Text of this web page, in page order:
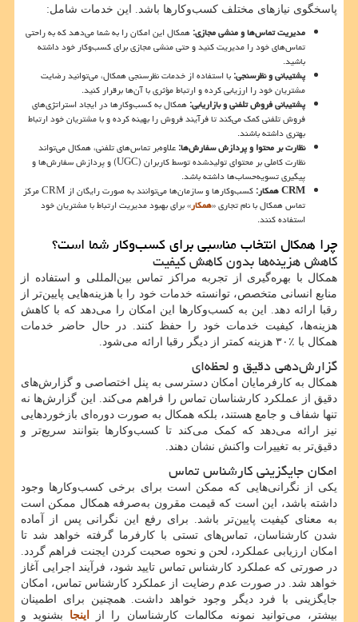
پاسخگوی نیازهای مختلف کسب‌وکارها باشد. این خدمات شامل:
مدیریت تماس‌ها و منشی مجازی: همکال این امکان را به شما می‌دهد که به راحتی
تماس‌های خود را مدیریت کنید و حتی منشی مجازی برای کسب‌وکار خود داشته
باشید.
پشتیبانی و نظرسنجی:با استفاده از خدمات نظرسنجی همکال، می‌توانید رضایت
مشتریان خود را ارزیابی کرده و ارتباط مؤثری با آن‌ها برقرار کنید.
پشتیبانی فروش تلفنی و بازاریابی: همکال به کسب‌وکارها در ایجاد استراتژی‌های
فروش تلفنی کمک می‌کند تا فرآیند فروش را بهینه کرده و با مشتریان خود ارتباط
بهتری داشته باشند.
نظارت بر محتوا و پردازش سفارش‌ها:علاوه‌بر تماس‌های تلفنی، همکال می‌تواند
نظارت کاملی بر محتوای تولیدشده توسط کاربران(UGC)و پردازش سفارش‌ها و
پیگیری تسویه‌حساب‌ها داشته باشد.
CRMهمکار:کسب‌وکارها و سازمان‌ها می‌توانند به صورت رایگان از CRMمرکز
تماس همکال با نام تجاری «همکار» برای بهبود مدیریت ارتباط با مشتریان خود
استفاده کنند.
چرا همکال انتخاب مناسبی برای کسب‌وکار شما است؟
کاهش هزینه‌ها بدون کاهش کیفیت
همکال با بهره‌گیری از تجربه مراکز تماس بین‌المللی و استفاده از
منابع انسانی متخصص، توانسته خدمات خود را با هزینه‌هایی پایین‌تر از
رقبا ارائه دهد. این به کسب‌وکارها این امکان را می‌دهد که با کاهش
هزینه‌ها، کیفیت خدمات خود را حفظ کنند. در حال حاضر خدمات
همکال با ٪۳۰ هزینه کمتر از دیگر رقبا ارائه می‌شود.
گزارش‌دهی دقیق و لحظه‌ای
همکال به کارفرمایان امکان دسترسی به پنل اختصاصی و گزارش‌های
دقیق از عملکرد کارشناسان تماس را فراهم می‌کند. این گزارش‌ها نه
تنها شفاف و جامع هستند، بلکه همکال به صورت دوره‌ای بازخوردهایی
نیز ارائه می‌دهد که کمک می‌کند تا کسب‌وکارها بتوانند سریع‌تر و
دقیق‌تر به تغییرات واکنش نشان دهند.
امکان جایگزینی کارشناس تماس
یکی از نگرانی‌هایی که ممکن است برای برخی کسب‌وکارها وجود
داشته باشد، این است که قیمت مقرون به‌صرفه همکال ممکن است
به معنای کیفیت پایین‌تر باشد. برای رفع این نگرانی پس از آماده
شدن کارشناسان، تماس‌های تستی با کارفرما گرفته خواهد شد تا
امکان ارزیابی عملکرد، لحن و نحوه صحبت کردن ایجنت فراهم گردد.
در صورتی که عملکرد کارشناس تماس تایید شود، فرآیند اجرایی آغاز
خواهد شد. در صورت عدم رضایت از عملکرد کارشناس تماس، امکان
جایگزینی با فرد دیگر وجود خواهد داشت. همچنین برای اطمینان
بیشتر، می‌توانید نمونه مکالمات کارشناسان را از
اینجا بشنوید و